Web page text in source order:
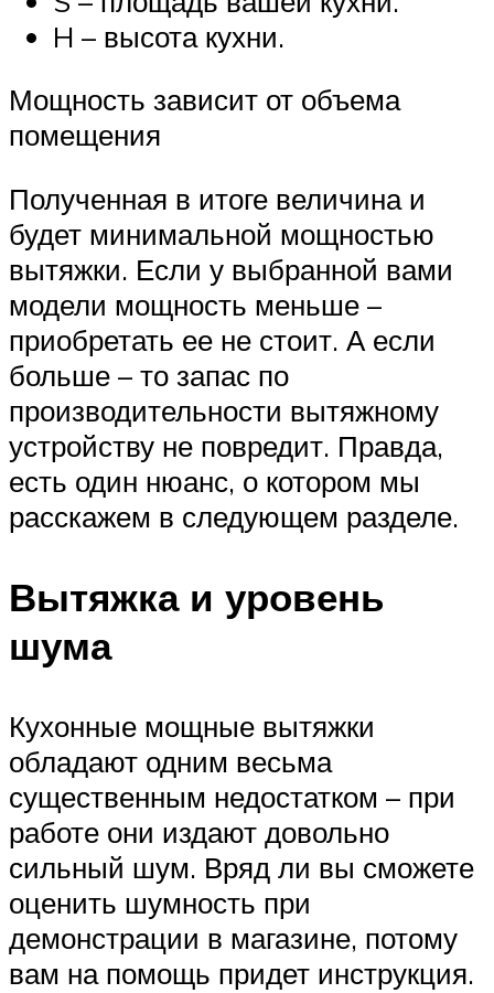
H – высота кухни.
Мощность зависит от объема
помещения
Полученная в итоге величина и
будет минимальной мощностью
вытяжки. Если у выбранной вами
модели мощность меньше –
приобретать ее не стоит. А если
больше – то запас по
производительности вытяжному
устройству не повредит. Правда,
есть один нюанс, о котором мы
расскажем в следующем разделе.
Вытяжка и уровень
шума
Кухонные мощные вытяжки
обладают одним весьма
существенным недостатком – при
работе они издают довольно
сильный шум. Вряд ли вы сможете
оценить шумность при
демонстрации в магазине, потому
вам на помощь придет инструкция.